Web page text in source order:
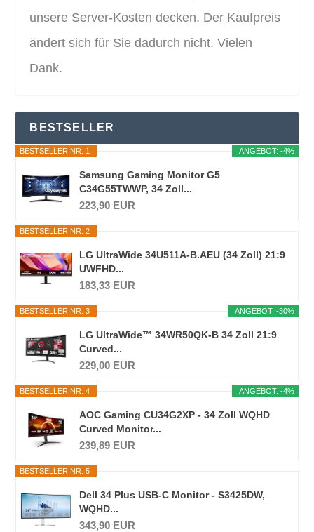
unsere Server-Kosten decken. Der Kaufpreis
ändert sich für Sie dadurch nicht. Vielen
Dank.
BESTSELLER
ANGEBOT: -4%
BESTSELLER NR. 1
Samsung Gaming Monitor G5
C34G55TWWP, 34 Zoll...
223,90 EUR
BESTSELLER NR. 2
LG UltraWide 34U511A-B.AEU (34 Zoll) 21:9
UWFHD...
183,33 EUR
ANGEBOT: -30%
BESTSELLER NR. 3
LG UltraWide™ 34WR50QK-B 34 Zoll 21:9
Curved...
229,00 EUR
ANGEBOT: -4%
BESTSELLER NR. 4
AOC Gaming CU34G2XP - 34 Zoll WQHD
Curved Monitor...
239,89 EUR
BESTSELLER NR. 5
Dell 34 Plus USB-C Monitor - S3425DW,
WQHD...
343,90 EUR